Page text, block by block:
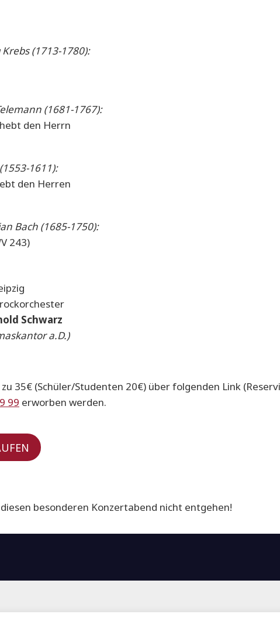
(1713-1780):
(1681-1767):
den Herrn
1611):
den Herren
Bach (1685-1750):
243)
Schwarz
a.D.)
35€ (Schüler/Studenten 20€) über folgenden Link
99 erworben werden.
diesen besonderen Konzertabend nicht entgehen!
Katholische Gesamtkirchengemeinde Stuttgart St.